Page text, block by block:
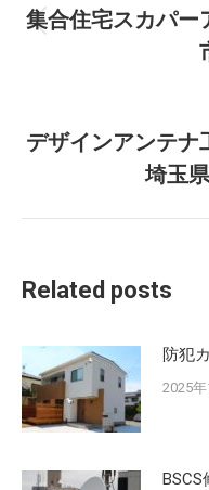
集合住宅スカパ
デザインアンテナ
埼玉
Related posts
防犯
2025年
BSCS